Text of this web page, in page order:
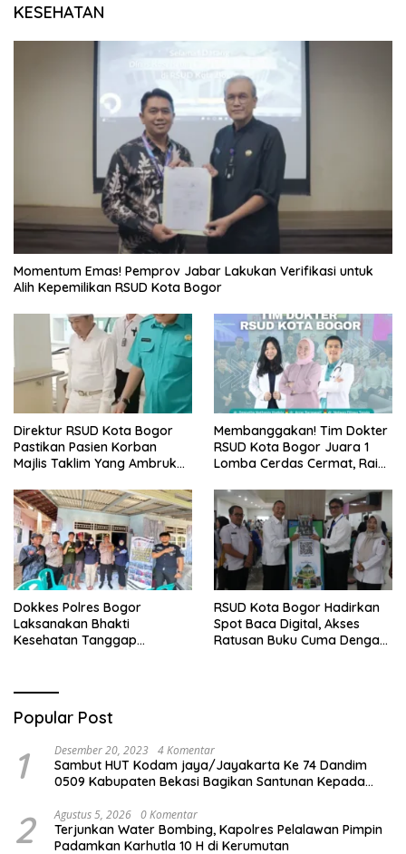
KESEHATAN
Momentum Emas! Pemprov Jabar Lakukan Verifikasi untuk
Alih Kepemilikan RSUD Kota Bogor
Direktur RSUD Kota Bogor
Pastikan Pasien Korban
Majlis Taklim Yang Ambruk
Perawatan Maksimal
Membanggakan! Tim Dokter
RSUD Kota Bogor Juara 1
Lomba Cerdas Cermat, Raih
Se-Bogor
Dokkes Polres Bogor
Laksanakan Bhakti
Kesehatan Tanggap
RSUD Kota Bogor Hadirkan
Spot Baca Digital, Akses
Ratusan Buku Cuma Dengan
Popular Post
1 Desember 20, 2023 4 Komentar
Sambut HUT Kodam jaya/Jayakarta Ke 74 Dandim
0509 Kabupaten Bekasi Bagikan Santunan Kepada
2 Agustus 5, 2026 0 Komentar
Terjunkan Water Bombing, Kapolres Pelalawan Pimpin
Padamkan Karhutla 10 H di Kerumutan